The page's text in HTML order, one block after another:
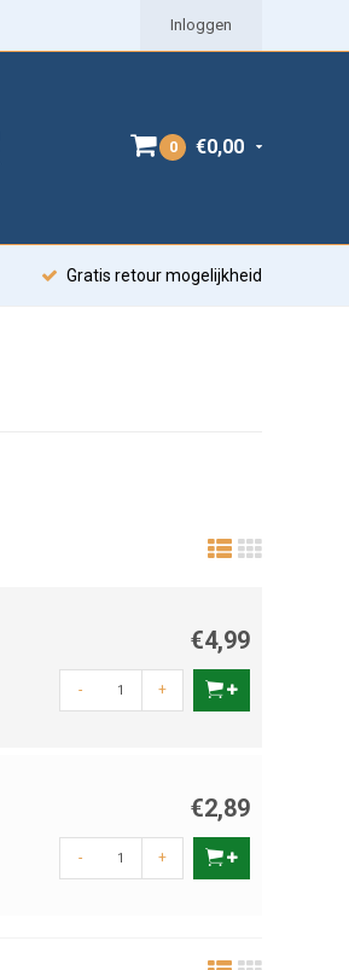
Inloggen
0 €0,00
Gratis retour mogelijkheid
€4,99
- +
€2,89
- +